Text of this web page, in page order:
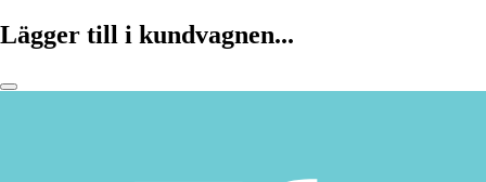
Lägger till i kundvagnen...